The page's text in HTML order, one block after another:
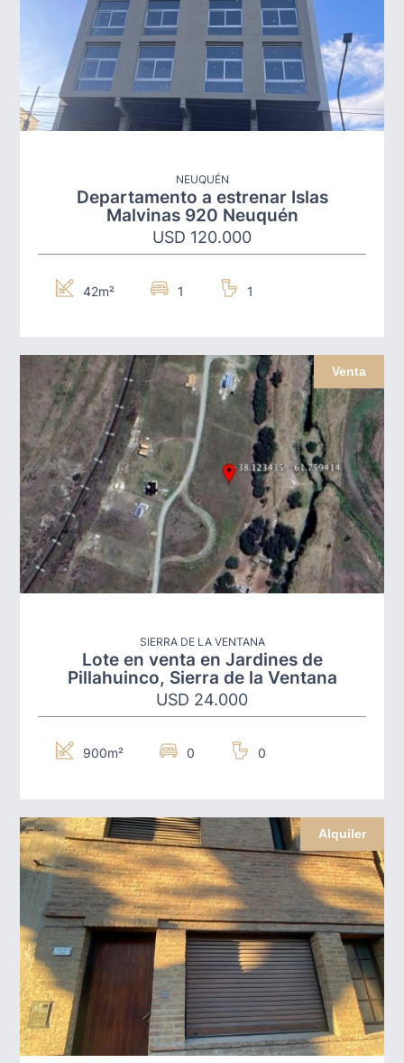
NEUQUÉN
Departamento a estrenar Islas
Malvinas 920 Neuquén
USD 120.000
42m² 1 1
Venta
SIERRA DE LA VENTANA
Lote en venta en Jardines de
Pillahuinco, Sierra de la Ventana
USD 24.000
900m² 0 0
Alquiler